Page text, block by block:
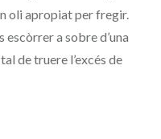
oli apropiat per fregir.
a sobre d’una
de truere l’excés de